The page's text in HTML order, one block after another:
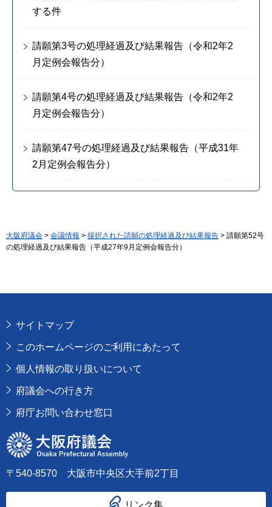
する件
請願第3号の処理経過及び結果報告（令和2年2
月定例会報告分）
請願第4号の処理経過及び結果報告（令和2年2
月定例会報告分）
請願第47号の処理経過及び結果報告（平成31年
2月定例会報告分）
大阪府議会 > 会議情報 > 採択された請願の処理経過及び結果報告 > 請願第52号
の処理経過及び結果報告（平成27年9月定例会報告分）
サイトマップ
このホームページのご利用にあたって
個人情報の取り扱いについて
府議会への行き方
府庁お問い合わせ窓口
大阪府議会
〒540-8570 大阪市中央区大手前2丁目
リンク集